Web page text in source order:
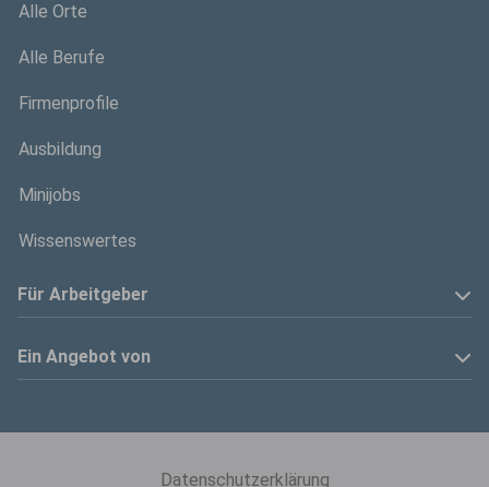
Alle Orte
Alle Berufe
Firmenprofile
Ausbildung
Minijobs
Wissenswertes
Für Arbeitgeber
Anzeige schalten
Ein Angebot von
Datenschutzerklärung